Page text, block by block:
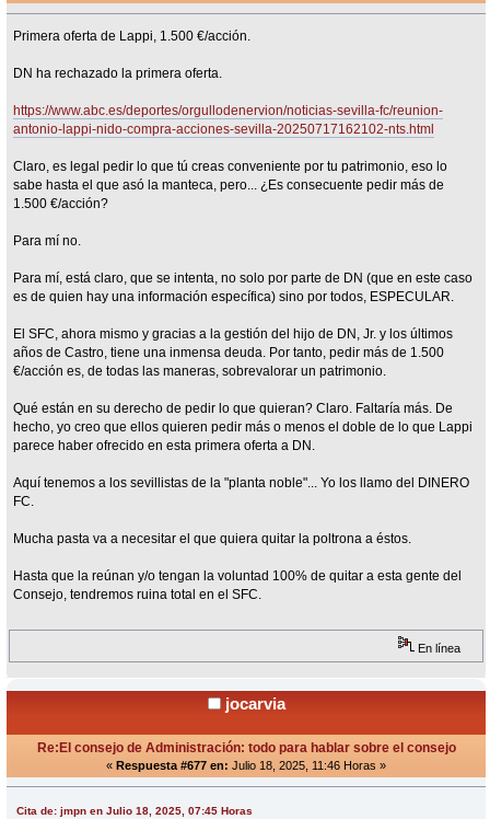
Primera oferta de Lappi, 1.500 €/acción.
DN ha rechazado la primera oferta.
https://www.abc.es/deportes/orgullodenervion/noticias-sevilla-fc/reunion-
antonio-lappi-nido-compra-acciones-sevilla-20250717162102-nts.html
Claro, es legal pedir lo que tú creas conveniente por tu patrimonio, eso lo
sabe hasta el que asó la manteca, pero... ¿Es consecuente pedir más de
1.500 €/acción?
Para mí no.
Para mí, está claro, que se intenta, no solo por parte de DN (que en este caso
es de quien hay una información específica) sino por todos, ESPECULAR.
El SFC, ahora mismo y gracias a la gestión del hijo de DN, Jr. y los últimos
años de Castro, tiene una inmensa deuda. Por tanto, pedir más de 1.500
€/acción es, de todas las maneras, sobrevalorar un patrimonio.
Qué están en su derecho de pedir lo que quieran? Claro. Faltaría más. De
hecho, yo creo que ellos quieren pedir más o menos el doble de lo que Lappi
parece haber ofrecido en esta primera oferta a DN.
Aquí tenemos a los sevillistas de la "planta noble"... Yo los llamo del DINERO
FC.
Mucha pasta va a necesitar el que quiera quitar la poltrona a éstos.
Hasta que la reúnan y/o tengan la voluntad 100% de quitar a esta gente del
Consejo, tendremos ruina total en el SFC.
En línea
jocarvia
Re:El consejo de Administración: todo para hablar sobre el consejo
« Respuesta #677 en: Julio 18, 2025, 11:46 Horas »
Cita de: jmpn en Julio 18, 2025, 07:45 Horas